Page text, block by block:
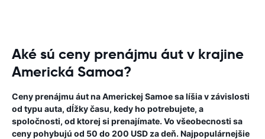
Aké sú ceny prenájmu áut v krajine
Americká Samoa?
Ceny prenájmu áut na Americkej Samoe sa líšia v závislosti
od typu auta, dĺžky času, kedy ho potrebujete, a
spoločnosti, od ktorej si prenajímate. Vo všeobecnosti sa
ceny pohybujú od 50 do 200 USD za deň. Najpopulárnejšie